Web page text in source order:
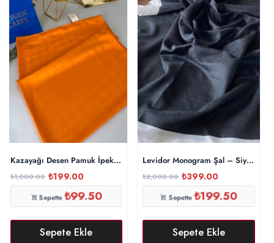
Kazayağı Desen Pamuk İpeksi Şal 44895 – Turuncu
₺1,000.00 ₺199.00
Sepette₺99.50
Sepete Ekle
Levidor Monogram Şal – Siyah
₺2,000.00 ₺399.00
Sepette₺199.50
Sepete Ekle